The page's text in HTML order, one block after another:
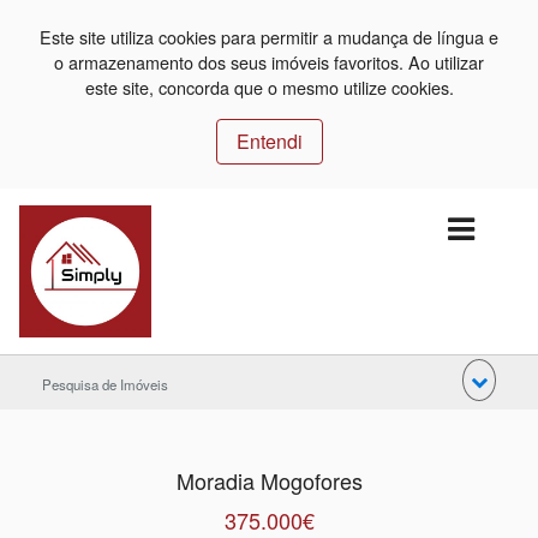
Este site utiliza cookies para permitir a mudança de língua e
o armazenamento dos seus imóveis favoritos. Ao utilizar
este site, concorda que o mesmo utilize cookies.
Entendi
Pesquisa de Imóveis
Moradia Mogofores
375.000€